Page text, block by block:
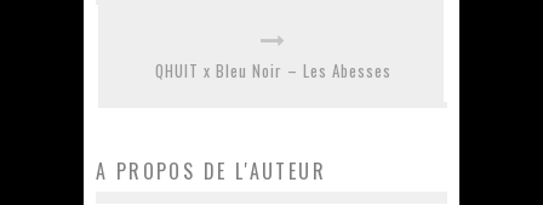
QHUIT x Bleu Noir – Les Abesses
A PROPOS DE L'AUTEUR